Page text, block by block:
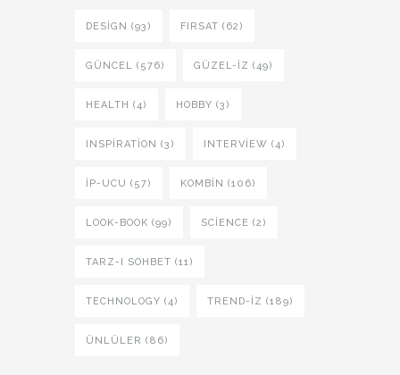
DESIGN (93) FIRSAT (62)
GÜNCEL (576) GÜZEL-IZ (49)
HEALTH (4) HOBBY (3)
INSPIRATION (3) INTERVIEW (4)
İP-UCU (57) KOMBIN (106)
LOOK-BOOK (99) SCIENCE (2)
TARZ-I SOHBET (11)
TECHNOLOGY (4) TREND-IZ (189)
ÜNLÜLER (86)